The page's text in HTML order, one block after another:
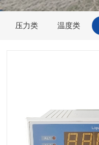
压力类 温度类